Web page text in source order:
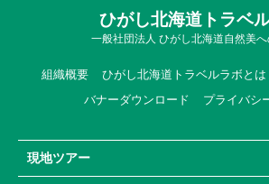
ひがし北海道トラベ
一般社団法人 ひがし北海道自然美
組織概要 ひがし北海道トラベルラボとは
バナーダウンロード
プライバシ
現地ツアー